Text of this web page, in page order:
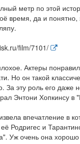
метр по этой
время, да и понятно,
film/7101/
Актеры
Но он такой
За эту роль его даже
Энтони Хопкинсу в
впечатление в
Родригес и
Уж очень она